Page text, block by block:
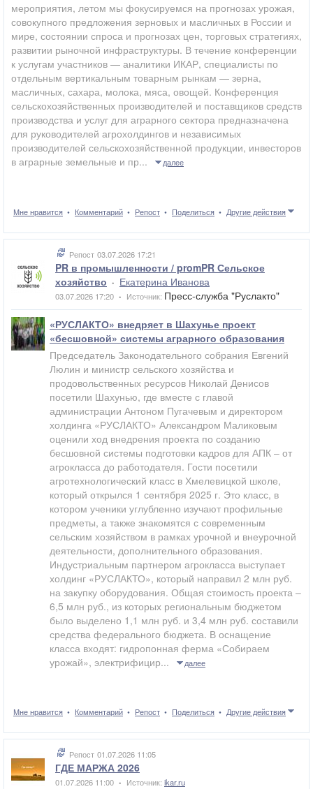
мероприятия, летом мы фокусируемся на прогнозах урожая,
совокупного предложения зерновых и масличных в России и
мире, состоянии спроса и прогнозах цен, торговых стратегиях,
развитии рыночной инфраструктуры. В течение конференции
к услугам участников — аналитики ИКАР, специалисты по
отдельным вертикальным товарным рынкам — зерна,
масличных, сахара, молока, мяса, овощей. Конференция
сельскохозяйственных производителей и поставщиков средств
производства и услуг для аграрного сектора предназначена
для руководителей агрохолдингов и независимых
производителей сельскохозяйственной продукции, инвесторов
в аграрные земельные и пр...
далее
Мне нравится Комментарий Репост Поделиться Другие действия
Репост 03.07.2026 17:21
PR в промышленности / promPR Сельское
хозяйство • Екатерина Иванова
03.07.2026 17:20 • Источник: Пресс-служба "Руслакто"
«РУСЛАКТО» внедряет в Шахунье проект
«бесшовной» системы аграрного образования
Председатель Законодательного собрания Евгений
Люлин и министр сельского хозяйства и
продовольственных ресурсов Николай Денисов
посетили Шахунью, где вместе с главой
администрации Антоном Пугачевым и директором
холдинга «РУСЛАКТО» Александром Маликовым
оценили ход внедрения проекта по созданию
бесшовной системы подготовки кадров для АПК – от
агрокласса до работодателя. Гости посетили
агротехнологический класс в Хмелевицкой школе,
который открылся 1 сентября 2025 г. Это класс, в
котором ученики углубленно изучают профильные
предметы, а также знакомятся с современным
сельским хозяйством в рамках урочной и внеурочной
деятельности, дополнительного образования.
Индустриальным партнером агрокласса выступает
холдинг «РУСЛАКТО», который направил 2 млн руб.
на закупку оборудования. Общая стоимость проекта –
6,5 млн руб., из которых региональным бюджетом
было выделено 1,1 млн руб. и 3,4 млн руб. составили
средства федерального бюджета. В оснащение
класса входят: гидропонная ферма «Собираем
урожай», электрифицир...
далее
Мне нравится Комментарий Репост Поделиться Другие действия
Репост 01.07.2026 11:05
ГДЕ МАРЖА 2026
01.07.2026 11:00 • Источник: ikar.ru